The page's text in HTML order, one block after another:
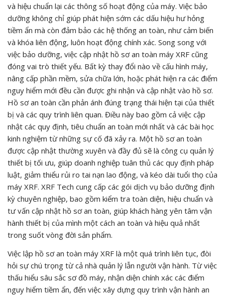
và hiệu chuẩn lại các thông số hoạt động của máy. Việc bảo
dưỡng không chỉ giúp phát hiện sớm các dấu hiệu hư hỏng
tiềm ẩn mà còn đảm bảo các hệ thống an toàn, như cảm biến
và khóa liên động, luôn hoạt động chính xác. Song song với
việc bảo dưỡng, việc cập nhật hồ sơ an toàn máy XRF cũng
đóng vai trò thiết yếu. Bất kỳ thay đổi nào về cấu hình máy,
nâng cấp phần mềm, sửa chữa lớn, hoặc phát hiện ra các điểm
nguy hiểm mới đều cần được ghi nhận và cập nhật vào hồ sơ.
Hồ sơ an toàn cần phản ánh đúng trạng thái hiện tại của thiết
bị và các quy trình liên quan. Điều này bao gồm cả việc cập
nhật các quy định, tiêu chuẩn an toàn mới nhất và các bài học
kinh nghiệm từ những sự cố đã xảy ra. Một hồ sơ an toàn
được cập nhật thường xuyên và đầy đủ sẽ là công cụ quản lý
thiết bị tối ưu, giúp doanh nghiệp tuân thủ các quy định pháp
luật, giảm thiểu rủi ro tai nạn lao động, và kéo dài tuổi thọ của
máy XRF. XRF Tech cung cấp các gói dịch vụ bảo dưỡng định
kỳ chuyên nghiệp, bao gồm kiểm tra toàn diện, hiệu chuẩn và
tư vấn cập nhật hồ sơ an toàn, giúp khách hàng yên tâm vận
hành thiết bị của mình một cách an toàn và hiệu quả nhất
trong suốt vòng đời sản phẩm.
Việc lập hồ sơ an toàn máy XRF là một quá trình liên tục, đòi
hỏi sự chú trọng từ cả nhà quản lý lẫn người vận hành. Từ việc
thấu hiểu sâu sắc sơ đồ máy, nhận diện chính xác các điểm
nguy hiểm tiềm ẩn, đến việc xây dựng quy trình vận hành an